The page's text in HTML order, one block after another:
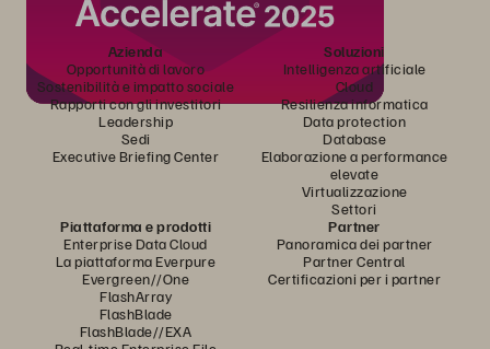
Azienda
Opportunità di lavoro
Sostenibilità e impatto sociale
Rapporti con gli investitori
Leadership
Sedi
Executive Briefing Center
Soluzioni
Intelligenza artificiale
Cloud
Resilienza informatica
Data protection
Database
Elaborazione a performance
elevate
Virtualizzazione
Settori
Piattaforma e prodotti
Enterprise Data Cloud
La piattaforma Everpure
Evergreen//One
FlashArray
FlashBlade
FlashBlade//EXA
Partner
Panoramica dei partner
Partner Central
Certificazioni per i partner